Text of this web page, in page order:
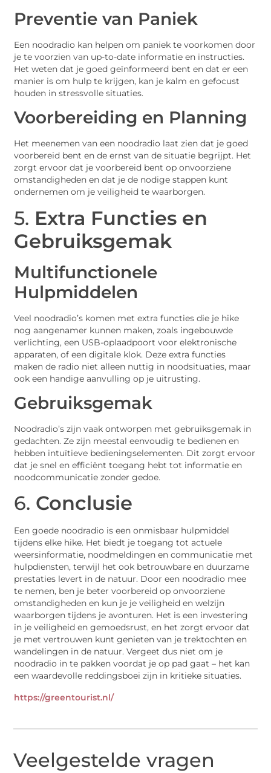
Preventie van Paniek
Een noodradio kan helpen om paniek te voorkomen door
je te voorzien van up-to-date informatie en instructies.
Het weten dat je goed geïnformeerd bent en dat er een
manier is om hulp te krijgen, kan je kalm en gefocust
houden in stressvolle situaties.
Voorbereiding en Planning
Het meenemen van een noodradio laat zien dat je goed
voorbereid bent en de ernst van de situatie begrijpt. Het
zorgt ervoor dat je voorbereid bent op onvoorziene
omstandigheden en dat je de nodige stappen kunt
ondernemen om je veiligheid te waarborgen.
5. Extra Functies en
Gebruiksgemak
Multifunctionele
Hulpmiddelen
Veel noodradio’s komen met extra functies die je hike
nog aangenamer kunnen maken, zoals ingebouwde
verlichting, een USB-oplaadpoort voor elektronische
apparaten, of een digitale klok. Deze extra functies
maken de radio niet alleen nuttig in noodsituaties, maar
ook een handige aanvulling op je uitrusting.
Gebruiksgemak
Noodradio’s zijn vaak ontworpen met gebruiksgemak in
gedachten. Ze zijn meestal eenvoudig te bedienen en
hebben intuïtieve bedieningselementen. Dit zorgt ervoor
dat je snel en efficiënt toegang hebt tot informatie en
noodcommunicatie zonder gedoe.
6. Conclusie
Een goede noodradio is een onmisbaar hulpmiddel
tijdens elke hike. Het biedt je toegang tot actuele
weersinformatie, noodmeldingen en communicatie met
hulpdiensten, terwijl het ook betrouwbare en duurzame
prestaties levert in de natuur. Door een noodradio mee
te nemen, ben je beter voorbereid op onvoorziene
omstandigheden en kun je je veiligheid en welzijn
waarborgen tijdens je avonturen. Het is een investering
in je veiligheid en gemoedsrust, en het zorgt ervoor dat
je met vertrouwen kunt genieten van je trektochten en
wandelingen in de natuur. Vergeet dus niet om je
noodradio in te pakken voordat je op pad gaat – het kan
een waardevolle reddingsboei zijn in kritieke situaties.
https://greentourist.nl/
Veelgestelde vragen